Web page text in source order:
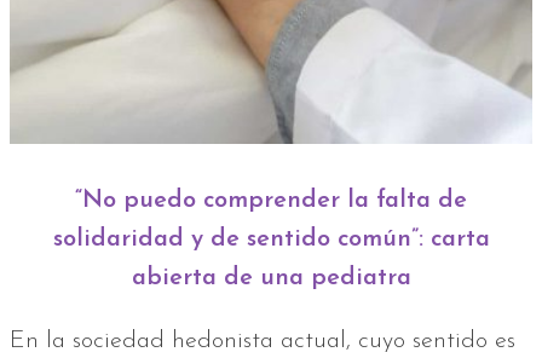
“No puedo comprender la falta de
solidaridad y de sentido común”: carta
abierta de una pediatra
En la sociedad hedonista actual, cuyo sentido es